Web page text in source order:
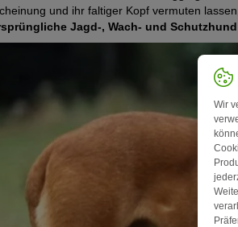
und ihr faltiger Kopf vermuten
Jagd-, Wach- und Schutzhund
Wir